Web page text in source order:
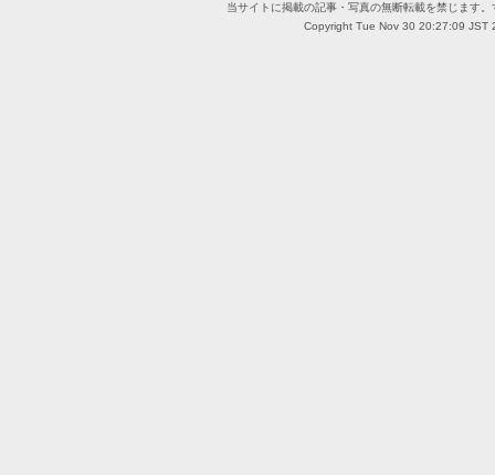
当サイトに掲載の記事・写真の無断転載を禁じます
Copyright Tue Nov 30 20:27:09 JST